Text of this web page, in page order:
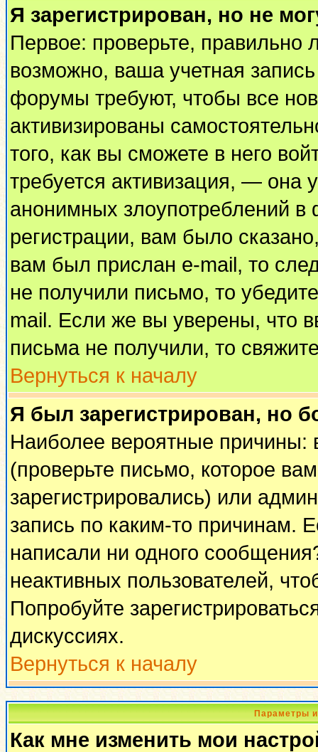
Я зарегистрирован, но не
Первое: проверьте, правильно
возможно, ваша учетная
форумы требуют, чтобы все
активизированы
того, как вы сможете в него
требуется активизация, — она
анонимных злоупотреблений
регистрации, вам было
вам был прислан e-mail, то
не получили письмо, то
mail. Если же вы уверены, что
письма не получили, то
Вернуться к началу
Я был зарегистрирован, но
Наиболее вероятные причины:
(проверьте письмо, которое
зарегистрировались) или
запись по каким-то причинам.
написали ни одного
неактивных пользователей,
Попробуйте
дискуссиях.
Вернуться к началу
Параметры
Как мне изменить мои